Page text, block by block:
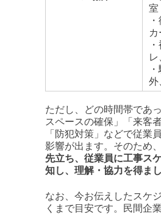
室
カ
外
ただし、どの時間帯であ
スペースの確保」「来客
「防犯対策」などで従業
影響が出ます。そのため、
先立ち、従業員に工事ス
知し、理解・協力を得ま
なお、今お伝えしたスケ
くまで目安です。民間企